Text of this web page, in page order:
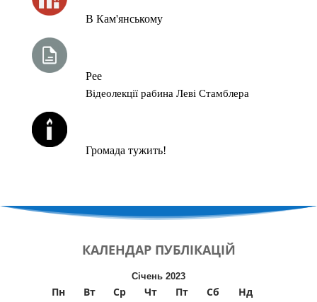
В Кам'янському
Рее
Відеолекції рабина Леві Стамблера
Громада тужить!
КАЛЕНДАР ПУБЛІКАЦІЙ
Січень 2023
Пн Вт Ср Чт Пт Сб
Нд